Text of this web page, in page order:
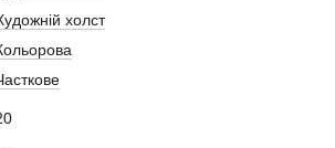
холст